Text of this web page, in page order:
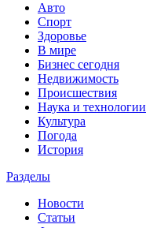
Авто
Спорт
Здоровье
В мире
Бизнес сегодня
Недвижимость
Происшествия
Наука и технологии
Культура
Погода
История
Разделы
Новости
Статьи